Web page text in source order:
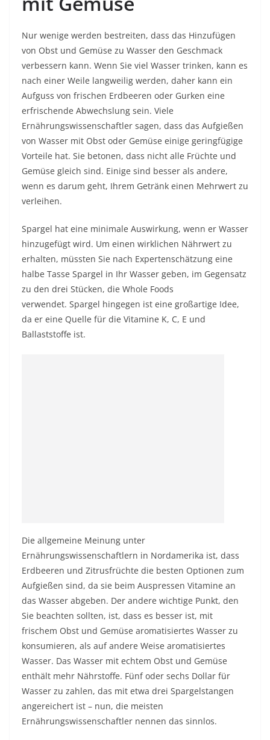
Nur wenige werden bestreiten, dass das Hinzufügen
von Obst und Gemüse zu Wasser den Geschmack
verbessern kann. Wenn Sie viel Wasser trinken, kann es
nach einer Weile langweilig werden, daher kann ein
Aufguss von frischen Erdbeeren oder Gurken eine
erfrischende Abwechslung sein. Viele
Ernährungswissenschaftler sagen, dass das Aufgießen
von Wasser mit Obst oder Gemüse einige geringfügige
Vorteile hat. Sie betonen, dass nicht alle Früchte und
Gemüse gleich sind. Einige sind besser als andere,
wenn es darum geht, Ihrem Getränk einen Mehrwert zu
verleihen.
Spargel hat eine minimale Auswirkung, wenn er Wasser
hinzugefügt wird. Um einen wirklichen Nährwert zu
erhalten, müssten Sie nach Expertenschätzung eine
halbe Tasse Spargel in Ihr Wasser geben, im Gegensatz
zu den drei Stücken, die Whole Foods
verwendet. Spargel hingegen ist eine großartige Idee,
da er eine Quelle für die Vitamine K, C, E und
Ballaststoffe ist.
Die allgemeine Meinung unter
Ernährungswissenschaftlern in Nordamerika ist, dass
Erdbeeren und Zitrusfrüchte die besten Optionen zum
Aufgießen sind, da sie beim Auspressen Vitamine an
das Wasser abgeben. Der andere wichtige Punkt, den
Sie beachten sollten, ist, dass es besser ist, mit
frischem Obst und Gemüse aromatisiertes Wasser zu
konsumieren, als auf andere Weise aromatisiertes
Wasser. Das Wasser mit echtem Obst und Gemüse
enthält mehr Nährstoffe. Fünf oder sechs Dollar für
Wasser zu zahlen, das mit etwa drei Spargelstangen
angereichert ist – nun, die meisten
Ernährungswissenschaftler nennen das sinnlos.